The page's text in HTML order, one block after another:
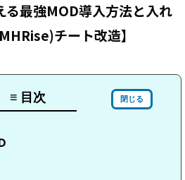
る最強MOD導入方法と入れ
チート改造】
≡ 目次 閉じる